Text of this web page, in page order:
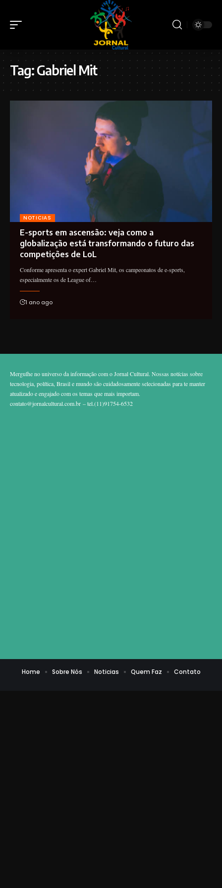
Tag:Gabriel Mit
NOTICIAS
E-sports em ascensão: veja como a
globalização está transformando o futuro das
competições de LoL
Conforme apresenta o expert Gabriel Mit, os campeonatos de e-sports,
especialmente os de League of…
1 ano ago
Mergulhe no universo da informação com o Jornal Cultural. Nossas notícias sobre
tecnologia, política, Brasil e mundo são cuidadosamente selecionadas para te manter
atualizado e engajado com os temas que mais importam.
contato@jornalcultural.com.br – tel.(11)91754-6532
Home Sobre Nós Noticias Quem Faz Contato